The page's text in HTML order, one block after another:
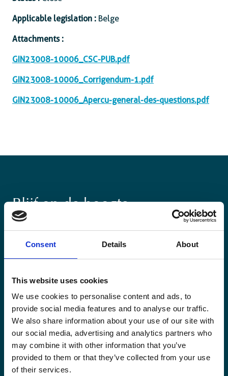
Consent Details About
This website uses cookies
We use cookies to personalise content and ads, to
provide social media features and to analyse our traffic.
We also share information about your use of our site with
our social media, advertising and analytics partners who
may combine it with other information that you’ve
provided to them or that they’ve collected from your use
of their services.
Applicable legislation : Belge
Attachments :
GIN23008-10006_CSC-PUB.pdf
GIN23008-10006_Corrigendum-1.pdf
GIN23008-10006_Apercu-general-des-questions.pdf
Blijf op de hoogte
Blijf op de hoogte van onze activiteiten en
internationale ontwikkelingstrends belicht vanuit
Email
(Vereist)
Ja,
ik
(Vereist)